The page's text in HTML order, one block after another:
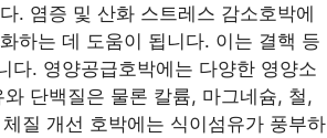
. 염증 및 산화 스트레스 감소호박에
하는 데 도움이 됩니다. 이는 결핵 등
다. 영양공급호박에는 다양한 영양소
단백질은 물론 칼륨, 마그네슘, 철,
질 개선 호박에는 식이섬유가 풍부하